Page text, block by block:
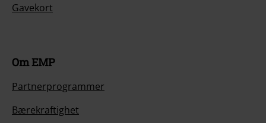
Gavekort
Om EMP
Partnerprogrammer
Bærekraftighet